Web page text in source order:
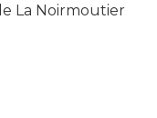
La Noirmoutier